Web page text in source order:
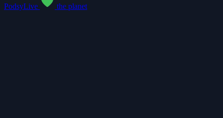
PodsyLive
the planet